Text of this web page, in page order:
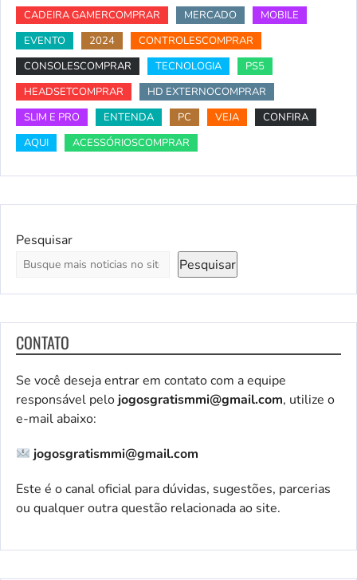
CADEIRA GAMERCOMPRAR
MERCADO
MOBILE
EVENTO
2024
CONTROLESCOMPRAR
CONSOLESCOMPRAR
TECNOLOGIA
PS5
HEADSETCOMPRAR
HD EXTERNOCOMPRAR
SLIM E PRO
ENTENDA PC VEJA
CONFIRA
AQUI
ACESSÓRIOSCOMPRAR
Pesquisar
Pesquisar
CONTATO
Se você deseja entrar em contato com a equipe
responsável pelo jogosgratismmi@gmail.com, utilize o
e-mail abaixo:
jogosgratismmi@gmail.com
Este é o canal oficial para dúvidas, sugestões, parcerias
ou qualquer outra questão relacionada ao site.